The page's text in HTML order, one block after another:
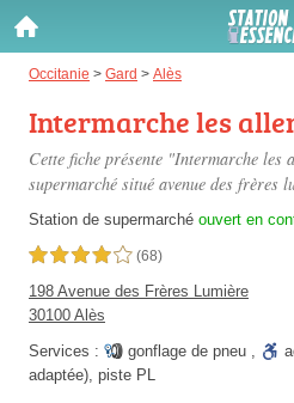
Occitanie > Gard > Alès
Intermarche les
Cette fiche présente "Intermarche les
supermarché situé avenue des frères
Station de supermarché ouvert en
4,0 étoiles sur 5 (68)
198 Avenue des Frères Lumière
30100 Alès
Services :
gonflage de pneu ,
adaptée), piste PL
Gazole :
Disponible
SP 98 :
Disponible
SP 95 :